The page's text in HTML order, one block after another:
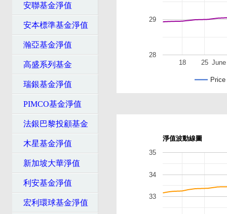
安聯基金淨值
安本標準基金淨值
瀚亞基金淨值
高盛系列基金
瑞銀基金淨值
PIMCO基金淨值
法銀巴黎投顧基金
木星基金淨值
新加坡大華淨值
利安基金淨值
宏利環球基金淨值
Price
18 25
28
29
淨值波動線圖
33
34
35